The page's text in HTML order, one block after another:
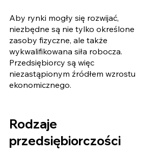
Aby rynki mogły się rozwijać,
niezbędne są nie tylko określone
zasoby fizyczne, ale także
wykwalifikowana siła robocza.
Przedsiębiorcy są więc
niezastąpionym źródłem wzrostu
ekonomicznego.
Rodzaje
przedsiębiorczości